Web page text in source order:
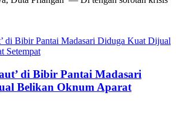
di Bibir Pantai Madasari
Belikan Oknum Aparat